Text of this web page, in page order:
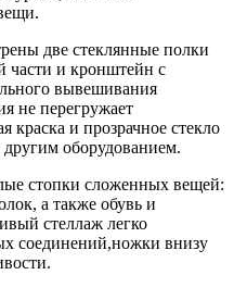
две стеклянные полки
части и кронштейн с
вывешивания
не перегружает
краска и прозрачное стекло
оборудованием.
стопки сложенных вещей:
а также обувь и
стеллаж легко
соединений,ножки внизу